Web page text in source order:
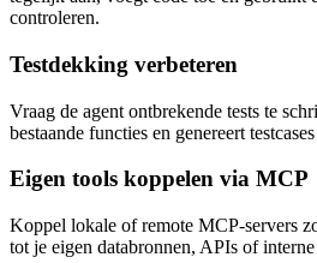
controleren.
Testdekking verbeteren
Vraag de agent ontbrekende tests te
bestaande functies en genereert
Eigen tools koppelen via MCP
Koppel lokale of remote MCP-servers
tot je eigen databronnen, APIs of